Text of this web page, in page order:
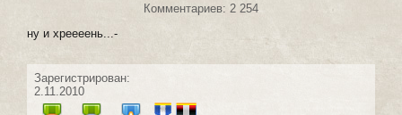
Комментариев: 2 254
ну и хреееень...-
Зарегистрирован:
2.11.2010